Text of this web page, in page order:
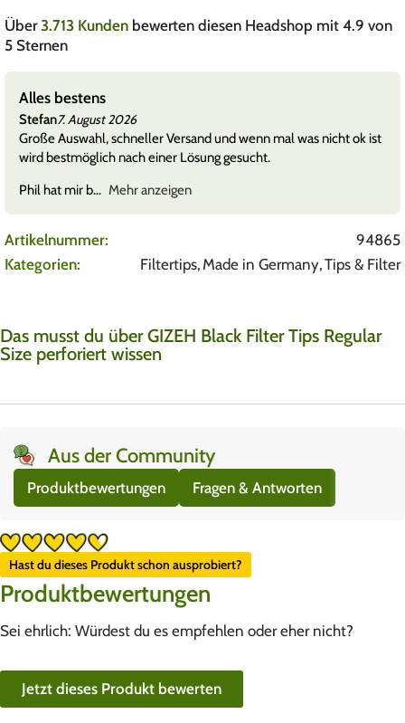
Über3.713 Kunden bewerten diesen Headshop mit 4.9 von
5 Sternen
Alles bestens
Stefan7. August 2026
Große Auswahl, schneller Versand und wenn mal was nicht ok ist
wird bestmöglich nach einer Lösung gesucht.
Phil hat mir b
Mehr anzeigen
Artikelnummer:
94865
Kategorien:
Filtertips, Made in Germany,Tips & Filter
Das musst du über GIZEH Black Filter Tips Regular
Size perforiert wissen
Aus der Community
Produktbewertungen Fragen & Antworten
Hast du dieses Produkt schon ausprobiert?
Produktbewertungen
Sei ehrlich: Würdest du es empfehlen oder eher nicht?
Jetzt dieses Produkt bewerten